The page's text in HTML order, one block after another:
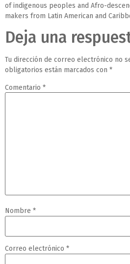
of indigenous peoples and Afro-
makers from Latin American and
Deja una
Tu dirección de correo electrónico no
obligatorios están marcados con *
Comentario *
Nombre *
Correo electrónico *